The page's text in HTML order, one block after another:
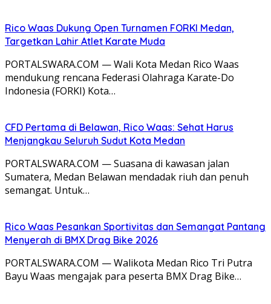
Rico Waas Dukung Open Turnamen FORKI Medan,
Targetkan Lahir Atlet Karate Muda
PORTALSWARA.COM — Wali Kota Medan Rico Waas
mendukung rencana Federasi Olahraga Karate-Do
Indonesia (FORKI) Kota…
CFD Pertama di Belawan, Rico Waas: Sehat Harus
Menjangkau Seluruh Sudut Kota Medan
PORTALSWARA.COM — Suasana di kawasan jalan
Sumatera, Medan Belawan mendadak riuh dan penuh
semangat. Untuk…
Rico Waas Pesankan Sportivitas dan Semangat Pantang
Menyerah di BMX Drag Bike 2026
PORTALSWARA.COM — Walikota Medan Rico Tri Putra
Bayu Waas mengajak para peserta BMX Drag Bike…